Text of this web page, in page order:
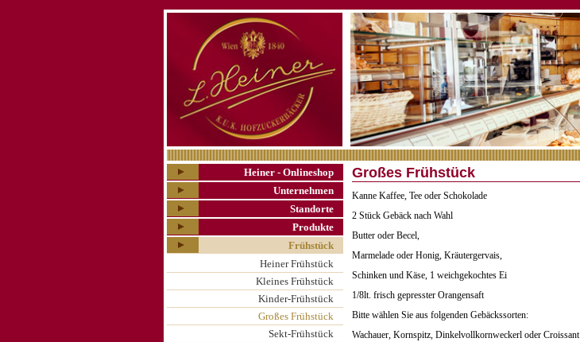
Heiner - Onlineshop
Unternehmen
Standorte
Produkte
Frühstück
Heiner Frühstück
Kleines Frühstück
Kinder-Frühstück
Großes Frühstück
Sekt-Frühstück
Großes Frühstück
Kanne Kaffee, Tee oder Schokolade
2 Stück Gebäck nach Wahl
Butter oder Becel,
Marmelade oder Honig, Kräutergervais,
Schinken und Käse, 1 weichgekochtes Ei
1/8lt. frisch gepresster Orangensaft
Bitte wählen Sie aus folgenden Gebäckssorten:
Wachauer, Kornspitz, Dinkelvollkornweckerl oder Croissant